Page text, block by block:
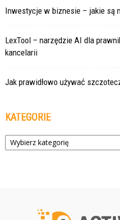
Inwestycje w biznesie – jakie są
LexTool – narzędzie AI dla
kancelarii
Jak prawidłowo używać
KATEGORIE
Kategorie